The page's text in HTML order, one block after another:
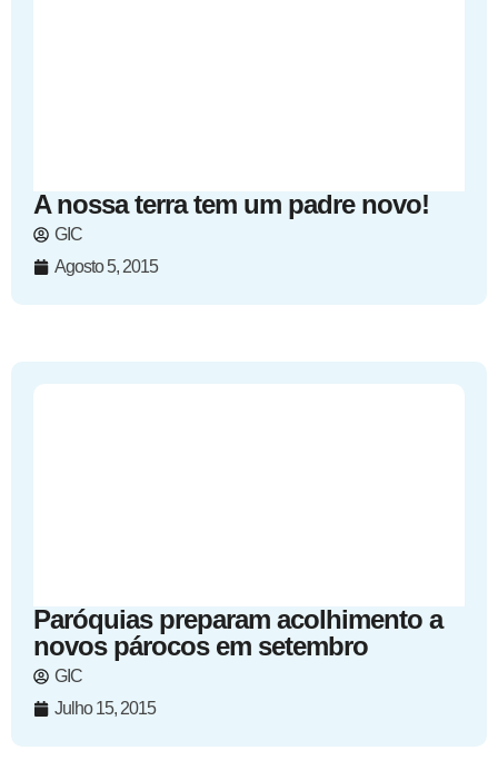
A nossa terra tem um padre novo!
GIC
Agosto 5, 2015
Paróquias preparam acolhimento a
novos párocos em setembro
GIC
Julho 15, 2015